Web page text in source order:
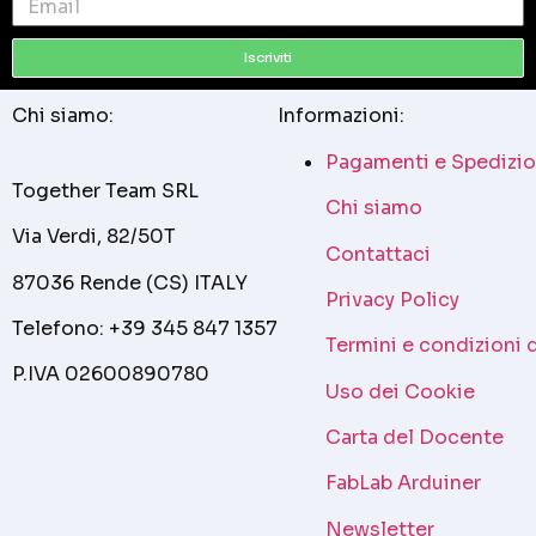
Iscriviti
Chi siamo:
Together Team SRL
Via Verdi, 82/50T
87036 Rende (CS) ITALY
Telefono: +39 345 847 1357
P.IVA 02600890780
Informazioni:
Pagamenti e
Chi siamo
Contattaci
Privacy Policy
Termini e condizioni
Uso dei Cookie
Carta del Docente
FabLab Arduiner
Newsletter